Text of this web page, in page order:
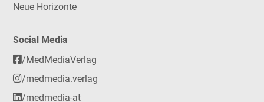
Neue Horizonte
Social Media
/MedMediaVerlag
/medmedia.verlag
/medmedia-at